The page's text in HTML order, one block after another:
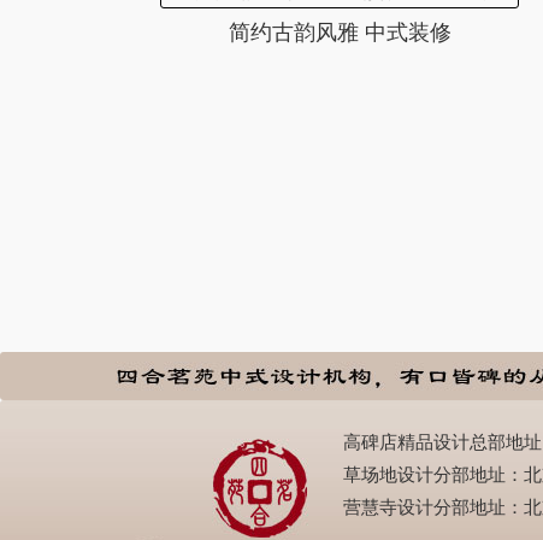
简约古韵风雅 中式装修
高碑店精品设计总部地
草场地设计分部地址：
营慧寺设计分部地址：